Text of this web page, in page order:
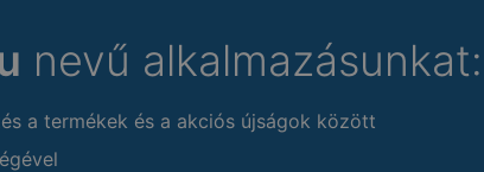
nevű alkalmazásunkat:
a termékek és a akciós újságok között